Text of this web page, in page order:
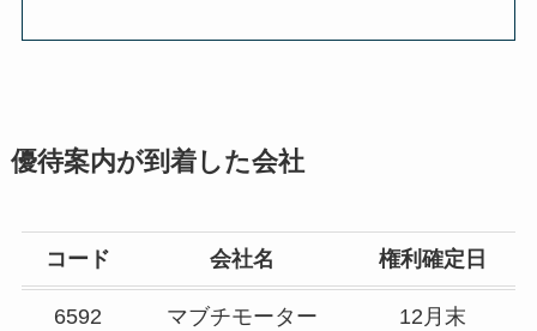
優待案内が到着した会社
コード 会社名 権利確定日
6592 マブチモーター 12月末